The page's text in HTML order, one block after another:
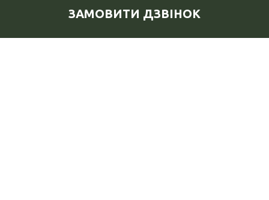
ЗАМОВИТИ ДЗВІНОК